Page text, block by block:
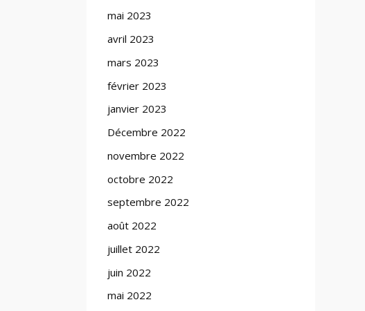
mai 2023
avril 2023
mars 2023
février 2023
janvier 2023
Décembre 2022
novembre 2022
octobre 2022
septembre 2022
août 2022
juillet 2022
juin 2022
mai 2022